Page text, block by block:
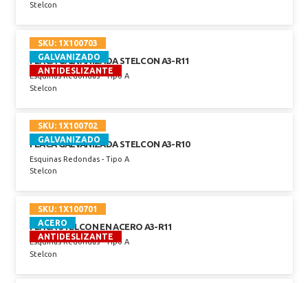
Stelcon
SKU: 1X100703
GALVANIZADO
ANTIDESLIZANTE
PLACA GALVANIZADA STELCON A3-R11
Esquinas Redondas - Tipo A
Stelcon
SKU: 1X100702
GALVANIZADO
PLACA GALVANIZADA STELCON A3-R10
Esquinas Redondas - Tipo A
Stelcon
SKU: 1X100701
ACERO
ANTIDESLIZANTE
PLACA STELCON EN ACERO A3-R11
Esquinas Redondas - Tipo A
Stelcon